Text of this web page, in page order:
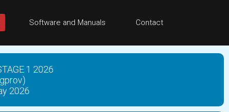
Software and Manuals Contact
1 2026
2026